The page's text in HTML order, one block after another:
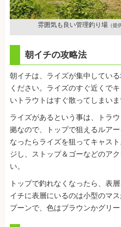
雰囲気も良い管理釣り場（提
朝イチの攻略法
朝イチは、ライズが集中してい
ください。ライズのすぐ近くで
いトラウトはすぐ散ってしまいま
ライズがあるという事は、トラ
拠なので、トップで狙えるルア
なったらライズを狙ってキャス
ジし、ストップ＆ゴーなどのア
い。
トップで釣れなくなったら、表
イチに表層にいるのは小型のマ
プーンで、色はブラウンかグリー